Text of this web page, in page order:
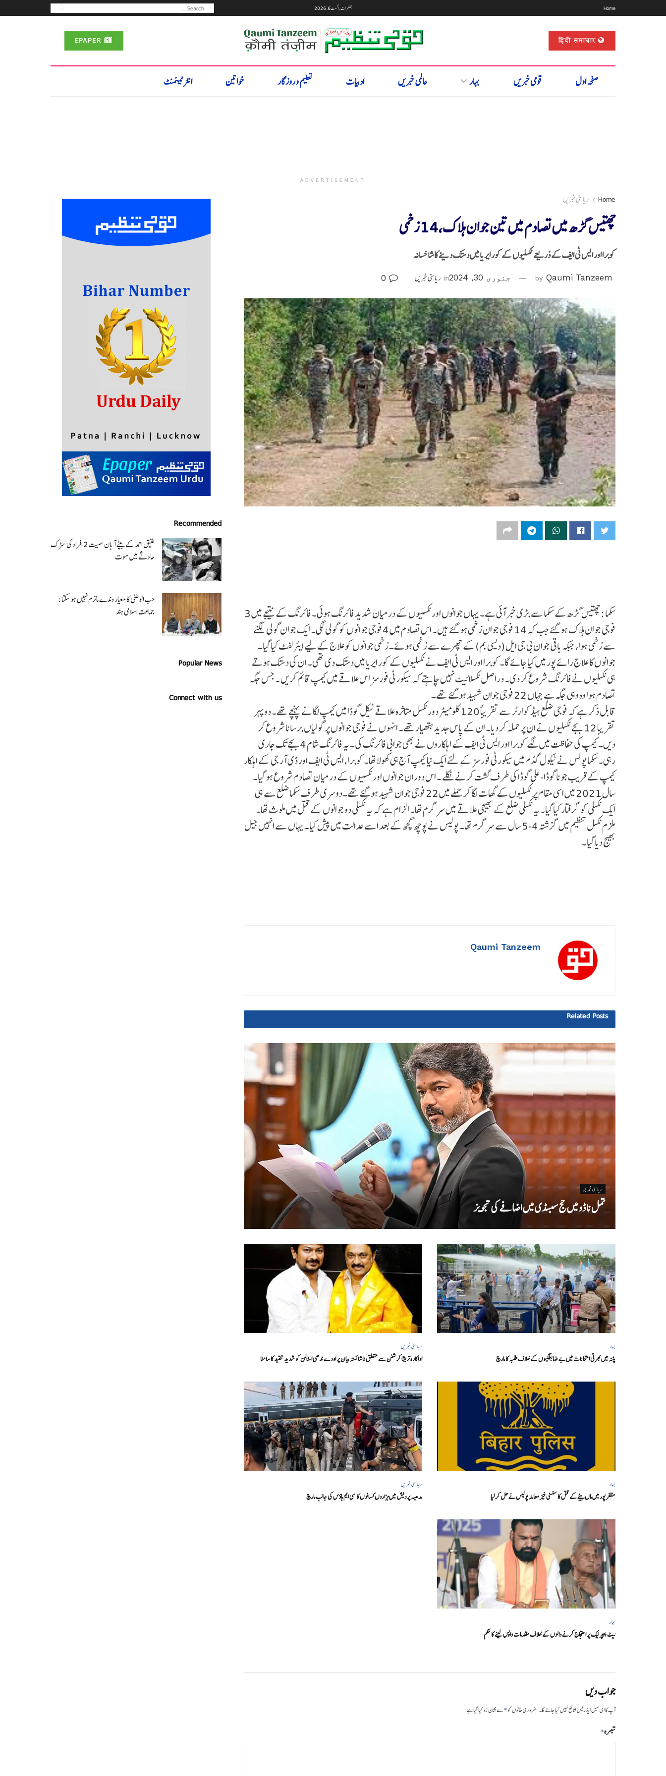
Home جمعرات, اگست 6, 2026
हिंदी समाचार
صفحہ اول قومی خبریں بہار عالمی خبریں ادبیات تعلیم و روزگار خواتین انٹرٹینمنٹ
ADVERTISEMENT
Home ریاستی خبریں
چھتیس گڑھ میں تصادم میں تین جوان ہلاک،14زخمی
کوبرا اور ایس ٹی ایف کے ذریعے نکسلیوں کے کور ایریا میں دستک دینے کا شاخسانہ
by Qaumi Tanzeem جنوری 30, 2024 in ریاستی خبریں
سکما : چھتیس گڑھ کے سکما سے بڑی خبر آئی ہے۔ یہاں جوانوں اور نکسلیوں کے درمیان شدید فائرنگ ہوئی۔ فائرنگ کے نتیجے میں 3
فوجی جوان ہلاک ہوگئے جب کہ 14 فوجی جوان زخمی ہوگئے ہیں۔ اس تصادم میں 4 فوجی جوانوں کو گولی لگی۔ ایک جوان گولی لگنے
سے زخمی ہوا، جبکہ باقی جوان بی جی ایل (دیسی بم) کے چھرے سے زخمی ہوئے۔ زخمی جوانوں کو علاج کے لیے ایئرلفٹ کیا گیا۔
جوانوں کا علاج رائے پور میں کیا جائے گا۔ کوبرا اور ایس ٹی ایف نے نکسلیوں کے کور ایریا میں دستک دی تھی۔ ان کی دستک ہوتے
ہی نکسلیوں نے فائرنگ شروع کر دی۔ دراصل نکسلائیٹ نہیں چاہتے کہ سیکورٹی فورسز اس علاقے میں کیمپ قائم کریں ۔ جس جگہ
تصادم ہوا وہ وہی جگہ ہے جہاں 22 فوجی جوان شہید ہوگئے تھے۔
قابل ذکر ہے کہ فوجی ضلع ہیڈکوارٹر سے تقریباً 120 کلومیٹر دور نکسل متاثرہ علاقے ٹیکل گوڈا میں کیمپ لگانے پہنچے تھے۔ دوپہر
تقریبا 12 بجے نکسلیوں نے ان پر حملہ کر دیا۔ ان کے پاس جدید ہتھیار تھے۔ انہوں نے فوجی جوانوں پر گولیاں برسانا شروع کر
دیں۔ کیمپ کی حفاظت میں لگے کوبرا اور ایس ٹی ایف کے اہلکاروں نے بھی جوابی فائرنگ کی۔ یہ فائرنگ شام 4 بجے تک جاری
رہی۔ سکما پولس نے ٹیکول گڈم میں سیکورٹی فورسز کے لئے ایک نیا کیمپ آج ہی کھولا تھا۔ کوبرا، ایس ٹی ایف اور ڈی آر جی کے اہلکار
کیمپ کے قریب جونا گوڈا-علی گوڈا کی طرف گشت کرنے نکلے ۔ اس دوران جوانوں اور نکسلیوں کے درمیان تصادم شروع ہو گیا۔
سال 2021 میں اسی مقام پر نکسلیوں کے گھات لگا کر حملے میں 22 فوجی جوان شہید ہو گئے تھے۔دوسری طرف سکما ضلع سے ہی
ایک نکسلی کو گرفتار کیا گیا۔ یہ نکسلی ضلع کے بھیجی علاقے میں سرگرم تھا۔ الزام ہے کہ یہ نکسلی دو جوانوں کے قتل میں ملوث تھا۔
ملزم نکسل تنظیم میں گزشتہ 4-5 سال سے سرگرم تھا۔ پولیس نے پوچھ گچھ کے بعد اسے عدالت میں پیش کیا۔ یہاں سے انہیں جیل
بھیج دیا گیا۔
Qaumi Tanzeem
Related Posts
ریاستی خبریں
تمل ناڈو میں حج سبسڈی میں اضافے کی تجویز
بہار
پٹنہ میں بھرتی امتحانات میں بے ضابطگیوں کے خلاف طلبہ کا مارچ
ریاستی خبریں
اداکارہ تریشا کرشنن سے متعلق ناشائستہ بیان پر اودے ندھی اسٹالن کو شدید تنقید کا سامنا
بہار
مظفر پور میں ماں بیٹے کے قتل کا سنسنی خیز معاملہ پولیس نے حل کر لیا
ریاستی خبریں
مدھیہ پردیش میں ہزاروں کسانوں کا سی ایم ہاؤس کی جانب مارچ
بہار
نیٹ پیپر لیک پر احتجاج کرنے والوں کے خلاف مقدمات واپس لینے کا حکم
جواب دیں
آپ کا ای میل ایڈریس شائع نہیں کیا جائے گا۔ ضروری خانوں کو*سے نشان زد کیا گیا ہے
تبصرہ*
Recommended
عتیق احمد کے بیٹے آبان سمیت 2 افراد کی سڑک
حادثے میں موت
حب الوطنی کا معیار وندے ماترم نہیں ہو سکتا :
جماعت اسلامی ہند
Popular News
Connect with us